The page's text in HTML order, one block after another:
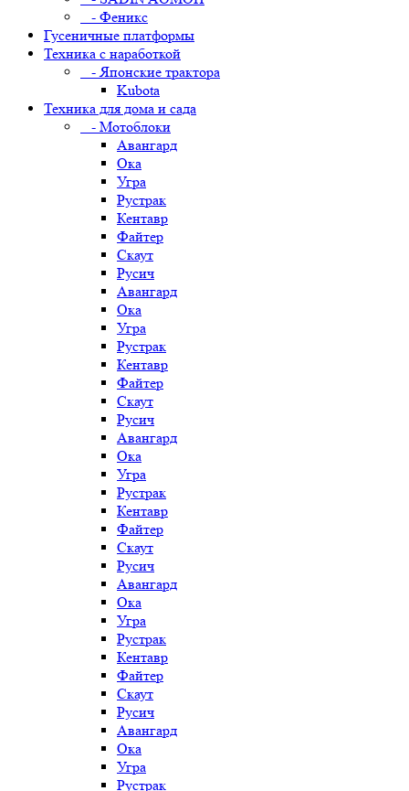
- Феникс
Гусеничные платформы
Техника с наработкой
- Японские трактора
Kubota
Техника для дома и сада
- Мотоблоки
Авангард
Ока
Угра
Рустрак
Кентавр
Файтер
Скаут
Русич
Авангард
Ока
Угра
Рустрак
Кентавр
Файтер
Скаут
Русич
Авангард
Ока
Угра
Рустрак
Кентавр
Файтер
Скаут
Русич
Авангард
Ока
Угра
Рустрак
Кентавр
Файтер
Скаут
Русич
Авангард
Ока
Угра
Рустрак